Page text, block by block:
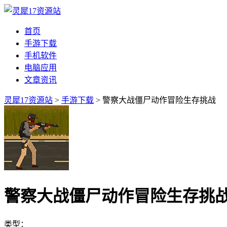
首页
手游下载
手机软件
电脑应用
文章资讯
灵犀17资源站 > 手游下载 > 警察大战僵尸动作冒险生存挑战
警察大战僵尸动作冒险生存挑
类型：